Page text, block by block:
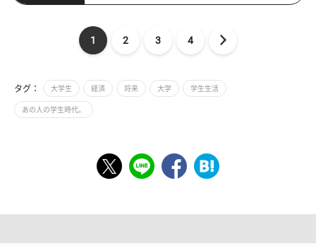
1 2 3 4
タグ： 大学生 経済 将来 大学 学生生活
あの人の学生時代。